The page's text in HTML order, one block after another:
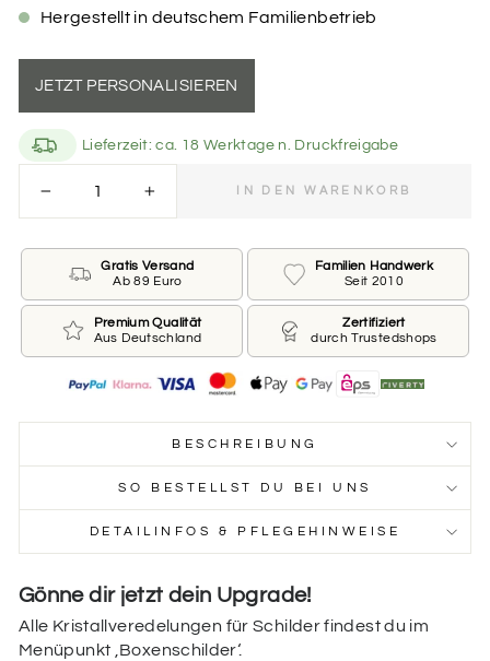
Hergestellt in deutschem Familienbetrieb
JETZT PERSONALISIEREN
Du möchtest dich von uns in Bezug auf Farbe, Schrift
Felder „Farbvarianten“ und „Schriftarten“ und fahre
direkt mit „Daten des Pferdes“ fort. Nach der
Bestellung erhältst du einen Entwurf, den du noch
anpassen kannst.
JA‚ ICH ÜBERLASSE EUCH DIE
Du hast bereits ein Boxenschild bei uns bestellt? Wir
gleicher Farbe, Schriftart & Aufteilung!
JA‚ BITTE DAS DESIGN AUS
FRÜHERER BESTELLUNG
ÜBERNEHMEN
Lieferzeit: ca. 18 Werktage n. Druckfreigabe
IN DEN WARENKORB
Gratis Versand
Ab 89 Euro
Familien Handwerk
Seit 2010
Premium Qualität
Aus Deutschland
Zertifiziert
durch Trustedshops
BESCHREIBUNG
SO BESTELLST DU BEI UNS
DETAILINFOS & PFLEGEHINWEISE
Gönne dir jetzt dein Upgrade!
Alle Kristallveredelungen für Schilder findest du im
Menüpunkt ‚Boxenschilder‘.